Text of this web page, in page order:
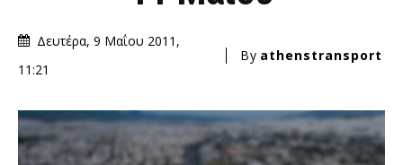
Δευτέρα, 9 Μαΐου 2011,
11:21
By athenstransport